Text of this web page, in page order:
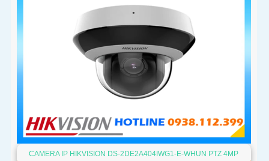
CAMERA IP HIKVISION DS-2DE2A404IWG1-E-WHUN PTZ 4MP